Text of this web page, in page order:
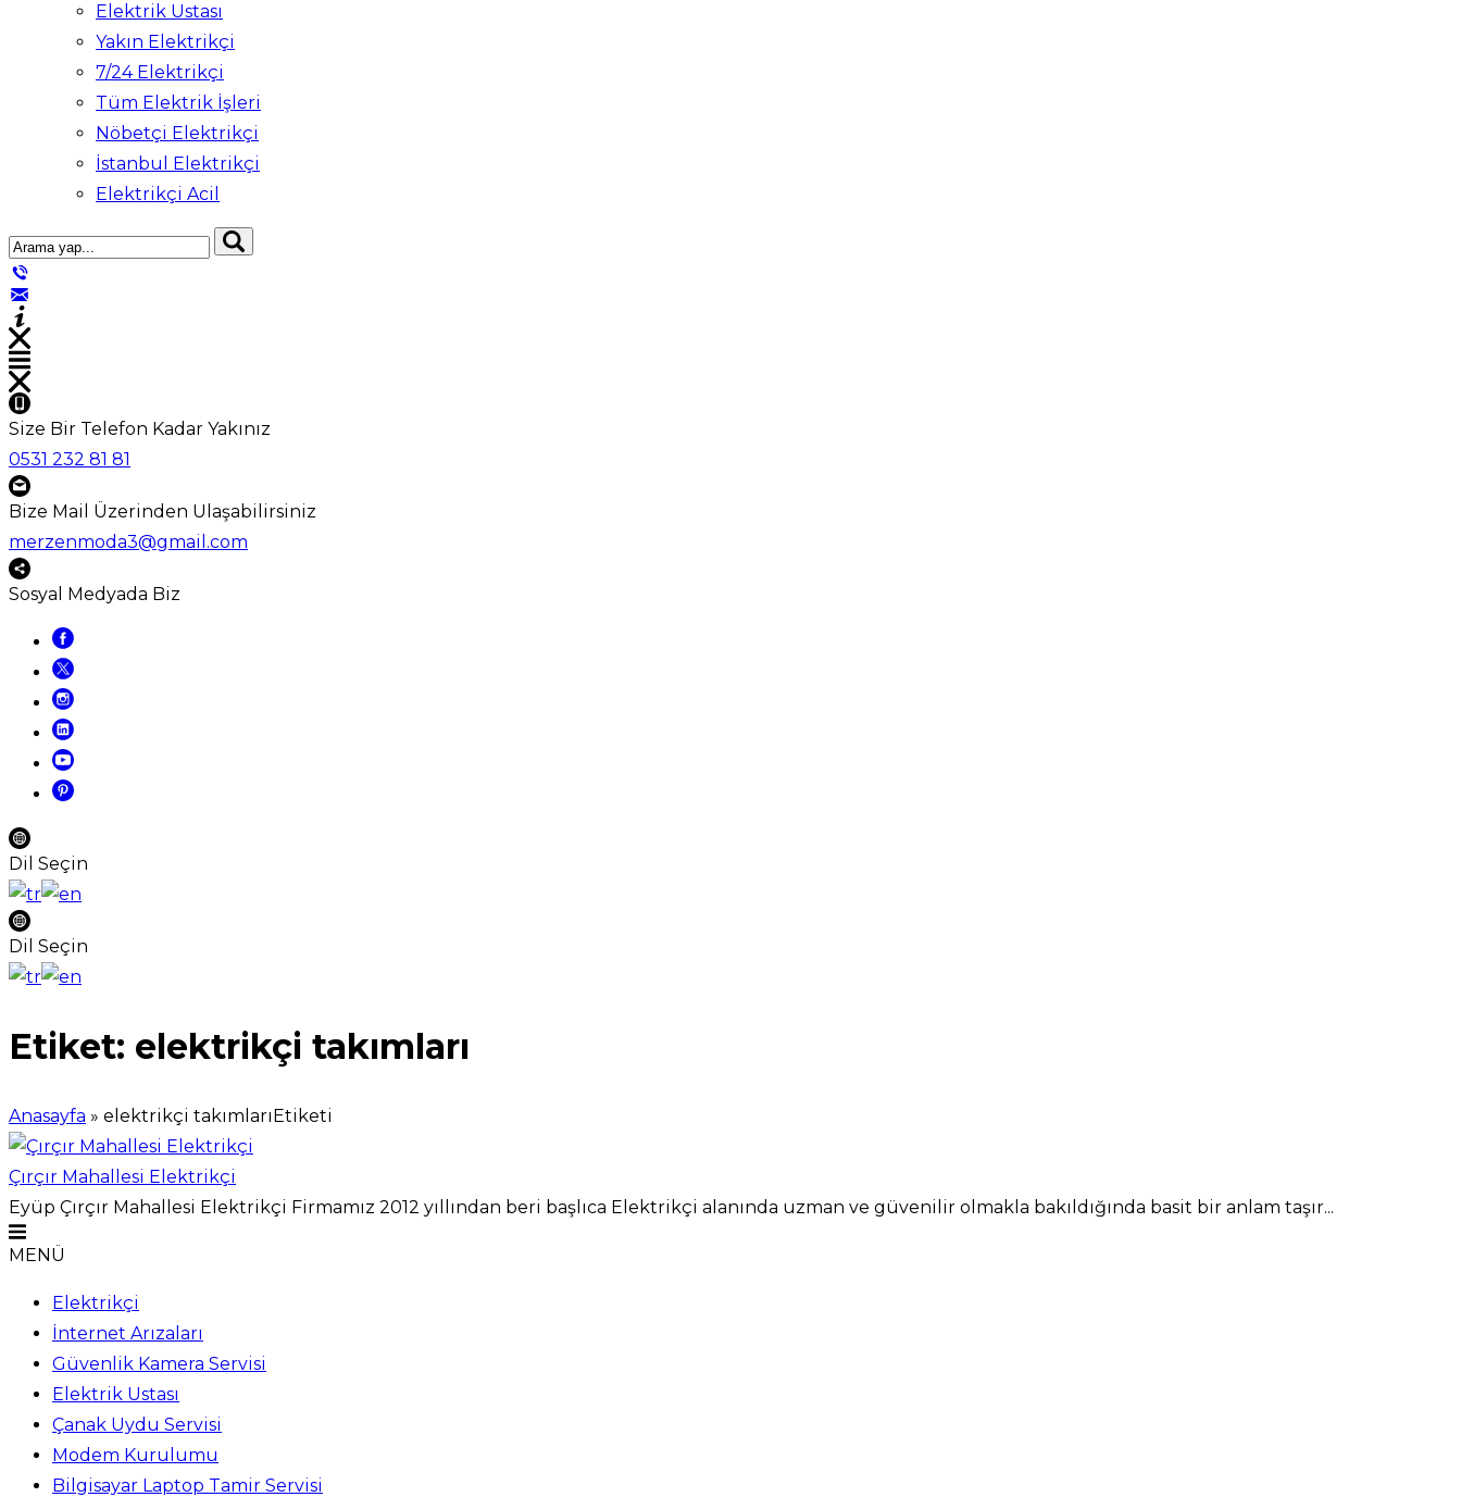
Elektrik Ustası
Yakın Elektrikçi
7/24 Elektrikçi
Tüm Elektrik İşleri
Nöbetçi Elektrikçi
İstanbul Elektrikçi
Elektrikçi Acil
Size Bir Telefon Kadar Yakınız
0531 232 81 81
Bize Mail Üzerinden Ulaşabilirsiniz
merzenmoda3@gmail.com
Sosyal Medyada Biz
Dil Seçin
Dil Seçin
Etiket: elektrikçi takımları
Anasayfa » elektrikçi takımlarıEtiketi
Çırçır Mahallesi Elektrikçi
Eyüp Çırçır Mahallesi Elektrikçi Firmamız 2012 yıllından beri başlıca Elektrikçi alanında uzman ve güvenilir olmakla bakıldığında basit bir anlam taşır...
MENÜ
Elektrikçi
İnternet Arızaları
Güvenlik Kamera Servisi
Elektrik Ustası
Çanak Uydu Servisi
Modem Kurulumu
Bilgisayar Laptop Tamir Servisi